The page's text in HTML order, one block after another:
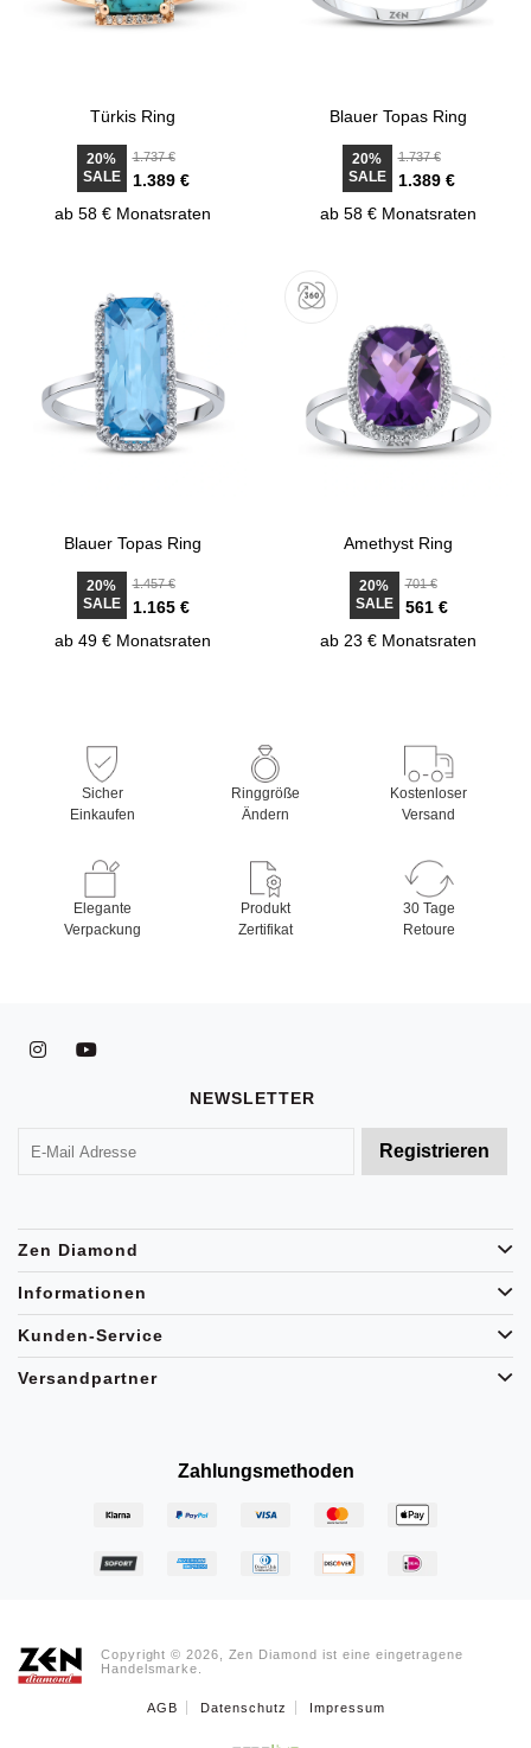
Türkis Ring
20%
SALE
1.737 €
1.389 €
ab 58 € Monatsraten
Blauer Topas Ring
20%
SALE
1.737 €
1.389 €
ab 58 € Monatsraten
Blauer Topas Ring
20%
SALE
1.457 €
1.165 €
ab 49 € Monatsraten
Amethyst Ring
20%
SALE
701 €
561 €
ab 23 € Monatsraten
Sicher
Einkaufen
Ringgröße
Ändern
Kostenloser
Versand
Elegante
Verpackung
Produkt
Zertifikat
30 Tage
Retoure
NEWSLETTER
Zen Diamond
Informationen
Kunden-Service
Versandpartner
Zahlungsmethoden
Copyright © 2026, Zen Diamond ist eine eingetragene
Handelsmarke.
AGB Datenschutz Impressum